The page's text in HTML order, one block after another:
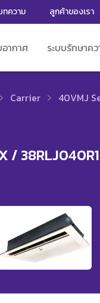
ทความ ลูกค้าของเรา
ากาศ ระบบรักษาค
Carrier 40VMJ
/